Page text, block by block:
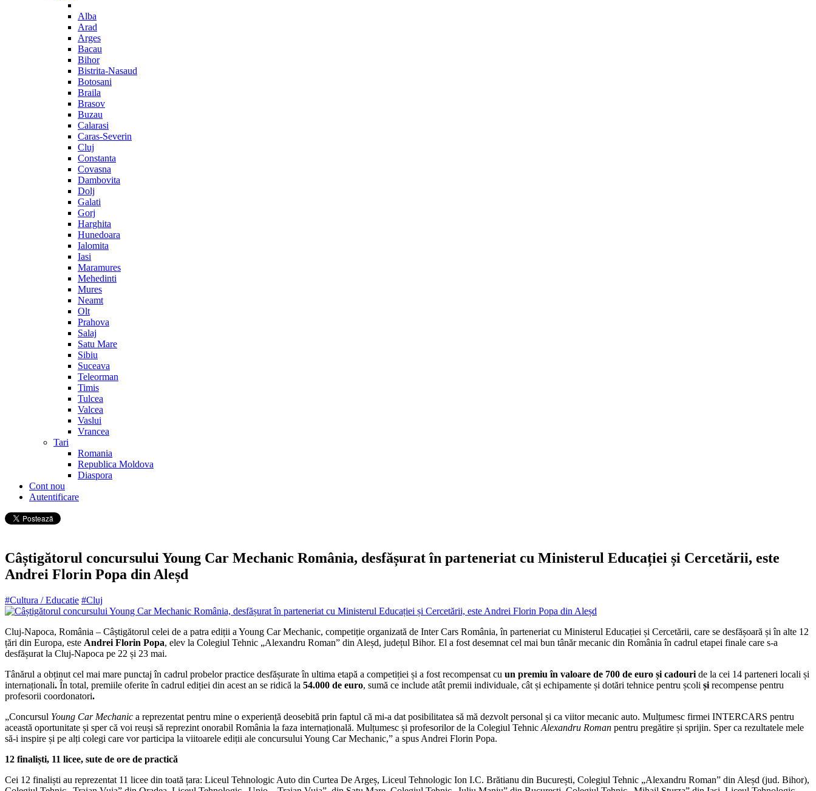
Alba
Arad
Arges
Bacau
Bihor
Bistrita-Nasaud
Botosani
Braila
Brasov
Buzau
Calarasi
Caras-Severin
Cluj
Constanta
Covasna
Dambovita
Dolj
Galati
Gorj
Harghita
Hunedoara
Ialomita
Iasi
Maramures
Mehedinti
Mures
Neamt
Olt
Prahova
Salaj
Satu Mare
Sibiu
Suceava
Teleorman
Timis
Tulcea
Valcea
Vaslui
Vrancea
Tari
Romania
Republica Moldova
Diaspora
Cont nou
Autentificare
Câștigătorul concursului Young Car Mechanic România, desfășurat în parteneriat cu Ministerul Educației și Cercetării, este
Andrei Florin Popa din Aleșd
#Cultura / Educatie #Cluj
Cluj-Napoca, România – Câștigătorul celei de a patra ediții a Young Car Mechanic, competiție organizată de Inter Cars România, în parteneriat cu Ministerul Educației și Cercetării, care se desfășoară și în alte 12
țări din Europa, este Andrei Florin Popa, elev la Colegiul Tehnic „Alexandru Roman” din Aleșd, județul Bihor. El a fost desemnat cel mai bun tânăr mecanic din România în cadrul etapei finale care s-a
desfășurat la Cluj-Napoca pe 22 și 23 mai.
Tânărul a obținut cel mai mare punctaj în cadrul probelor practice desfășurate în ultima etapă a competiției și a fost recompensat cu un premiu în valoare de 700 de euro și cadouri de la cei 14 parteneri locali și
internaționali. În total, premiile oferite în cadrul ediției din acest an se ridică la 54.000 de euro, sumă ce include atât premii individuale, cât și echipamente și dotări tehnice pentru școli și recompense pentru
profesorii coordonatori.
„Concursul Young Car Mechanic a reprezentat pentru mine o experiență deosebită prin faptul că mi-a dat posibilitatea să mă dezvolt personal și ca viitor mecanic auto. Mulțumesc firmei INTERCARS pentru
această oportunitate și sper că voi reuși să reprezint onorabil România la faza internațională. Mulțumesc și profesorilor de la Colegiul Tehnic Alexandru Roman pentru pregătire și sprijin. Sper ca rezultatele mele
să-i inspire și pe alți colegi care vor participa la viitoarele ediții ale concursului Young Car Mechanic,” a spus Andrei Florin Popa.
12 finaliști, 11 licee, sute de ore de practică
Cei 12 finaliști au reprezentat 11 licee din toată țara: Liceul Tehnologic Auto din Curtea De Argeș, Liceul Tehnologic Ion I.C. Brătianu din București, Colegiul Tehnic „Alexandru Roman” din Aleșd (jud. Bihor),